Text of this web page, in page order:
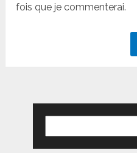
fois que je commenterai.